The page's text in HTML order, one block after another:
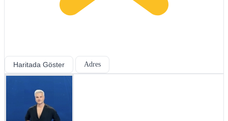
Haritada Göster Adres